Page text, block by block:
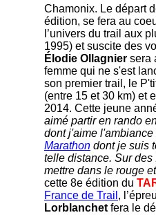
Chamonix. Le départ
édition, se fera au
l’univers du trail aux
1995) et suscite des
Élodie Ollagnier sera
femme qui ne s'est
son premier trail, le
(entre 15 et 30 km) et
2014. Cette jeune
aimé partir en rando
dont j'aime l'ambiance
Marathon dont je suis
telle distance. Sur des
mettre dans le rouge
cette 8e édition du
France de Trail ,
Lorblanchet fera le